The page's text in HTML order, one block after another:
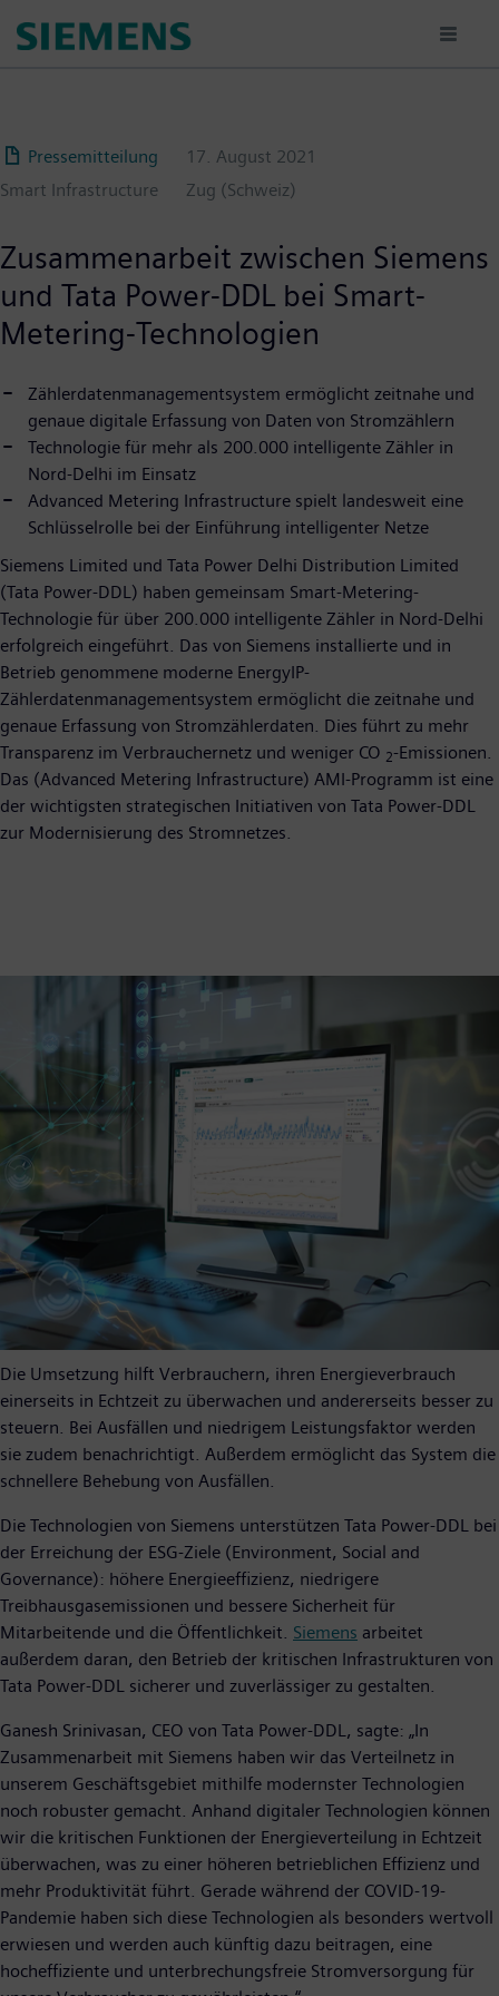
para
Pressemitteilung
17. August 2021
Smart Infrastructure
Zug (Schweiz)
Zusammenarbeit zwischen Siemens
und Tata Power-DDL bei Smart-
Metering-Technologien
Zählerdatenmanagementsystem ermöglicht zeitnahe und
genaue digitale Erfassung von Daten von Stromzählern
Technologie für mehr als 200.000 intelligente Zähler in
Nord-Delhi im Einsatz
Advanced Metering Infrastructure spielt landesweit eine
Schlüsselrolle bei der Einführung intelligenter Netze
Siemens Limited und Tata Power Delhi Distribution Limited
(Tata Power-DDL) haben gemeinsam Smart-Metering-
Technologie für über 200.000 intelligente Zähler in Nord-Delhi
erfolgreich eingeführt. Das von Siemens installierte und in
Betrieb genommene moderne EnergyIP-
Zählerdatenmanagementsystem ermöglicht die zeitnahe und
genaue Erfassung von Stromzählerdaten. Dies führt zu mehr
Transparenz im Verbrauchernetz und weniger CO 2-Emissionen.
Das (Advanced Metering Infrastructure) AMI-Programm ist eine
der wichtigsten strategischen Initiativen von Tata Power-DDL
zur Modernisierung des Stromnetzes.
Die Umsetzung hilft Verbrauchern, ihren Energieverbrauch
einerseits in Echtzeit zu überwachen und andererseits besser zu
steuern. Bei Ausfällen und niedrigem Leistungsfaktor werden
sie zudem benachrichtigt. Außerdem ermöglicht das System die
schnellere Behebung von Ausfällen.
Die Technologien von Siemens unterstützen Tata Power-DDL bei
der Erreichung der ESG-Ziele (Environment, Social and
Governance): höhere Energieeffizienz, niedrigere
Treibhausgasemissionen und bessere Sicherheit für
Mitarbeitende und die Öffentlichkeit. Siemens arbeitet
außerdem daran, den Betrieb der kritischen Infrastrukturen von
Tata Power-DDL sicherer und zuverlässiger zu gestalten.
Ganesh Srinivasan, CEO von Tata Power-DDL, sagte: „In
Zusammenarbeit mit Siemens haben wir das Verteilnetz in
unserem Geschäftsgebiet mithilfe modernster Technologien
noch robuster gemacht. Anhand digitaler Technologien können
wir die kritischen Funktionen der Energieverteilung in Echtzeit
überwachen, was zu einer höheren betrieblichen Effizienz und
mehr Produktivität führt. Gerade während der COVID-19-
Pandemie haben sich diese Technologien als besonders wertvoll
erwiesen und werden auch künftig dazu beitragen, eine
hocheffiziente und unterbrechungsfreie Stromversorgung für